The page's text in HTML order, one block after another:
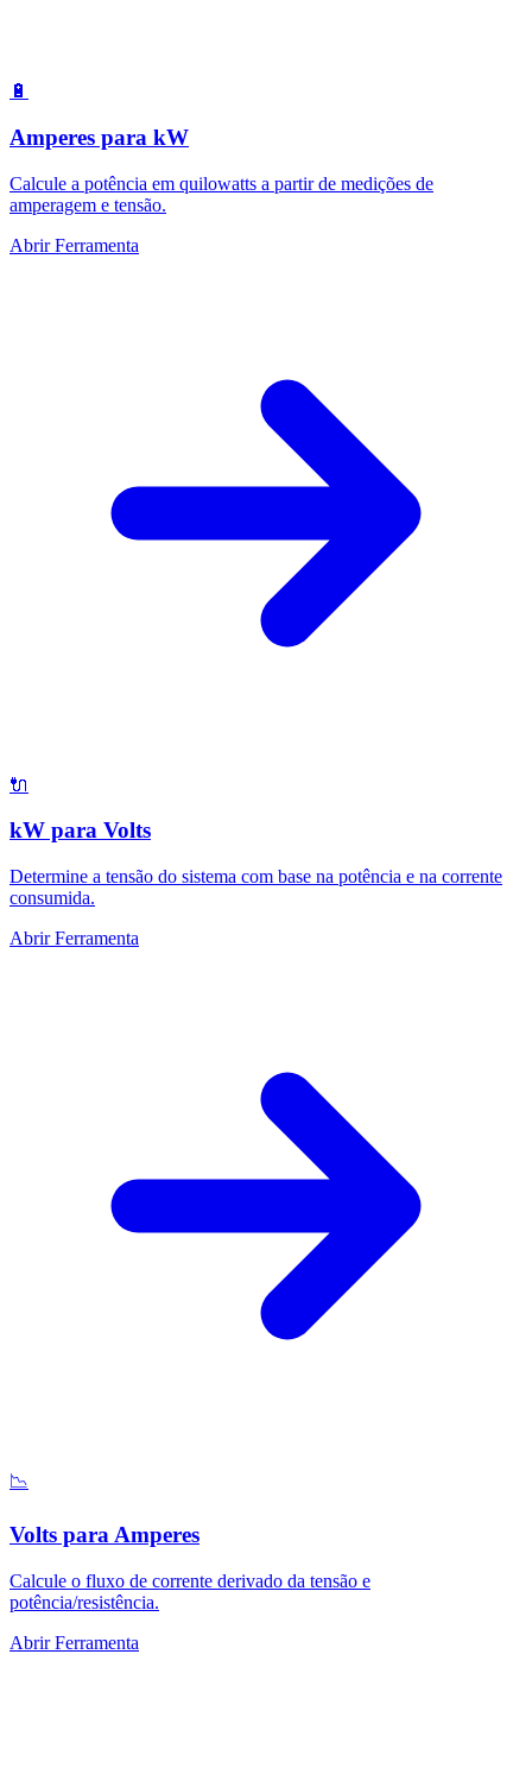
🔋
Amperes para kW
Calcule a potência em quilowatts a partir de medições de
amperagem e tensão.
Abrir Ferramenta
🔌
kW para Volts
Determine a tensão do sistema com base na potência e na corrente
consumida.
Abrir Ferramenta
📉
Volts para Amperes
Calcule o fluxo de corrente derivado da tensão e
potência/resistência.
Abrir Ferramenta